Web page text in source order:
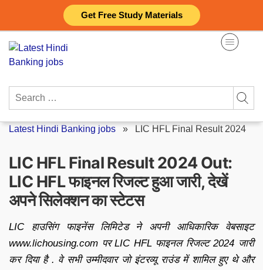
Get Free Study Materials
content
Search
Latest Hindi Banking jobs » LIC HFL Final Result 2024
LIC HFL Final Result 2024 Out:
LIC HFL फाइनल रिजल्ट हुआ जारी, देखें
अपने सिलेक्शन का स्टेटस
LIC हाउसिंग फाइनेंस लिमिटेड ने अपनी आधिकारिक वेबसाइट
www.lichousing.com पर LIC HFL फाइनल रिजल्ट 2024 जारी
कर दिया है . वे सभी उम्मीदवार जो इंटरव्यू राउंड में शामिल हुए थे और